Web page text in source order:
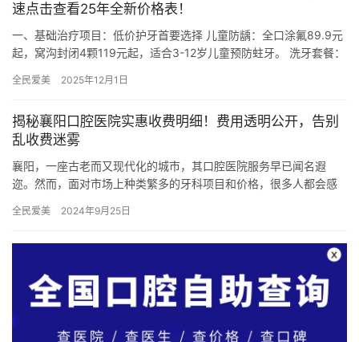
速点击查看25年全新价格表！
一、基础治疗项目：低价护牙首要选择 儿童防龋：全口涂氟89.9元
起，窝沟封闭4颗119元起，适合3-12岁儿童预防蛀牙。 洗牙套餐：
全民爱美 2025年12月1日
揭秘襄阳口腔医院实惠收费明细！费用透明公开，告别
乱收费迷雾
襄阳，一座古老而又现代化的城市，其口腔医院服务早已闻名遐
迩。然而，面对市场上种类繁多的牙科项目和价格，很多人都会感
费明细，…
全民爱美 2024年9月25日